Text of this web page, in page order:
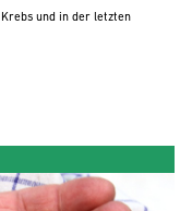
und in der letzten